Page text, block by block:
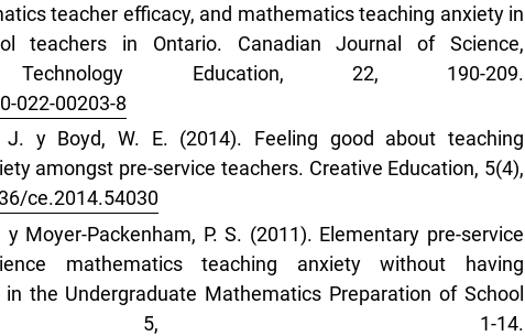
teacher efficacy, and mathematics teaching anxiety in
teachers in Ontario. Canadian Journal of Science,
Education, 22, 190-209.
022-00203-8
J. y Boyd, W. E. (2014). Feeling good about teaching
amongst pre-service teachers. Creative Education, 5(4),
ce.2014.54030
Moyer-Packenham, P. S. (2011). Elementary pre-service
mathematics teaching anxiety without having
the Undergraduate Mathematics Preparation of School
5, 1-14.